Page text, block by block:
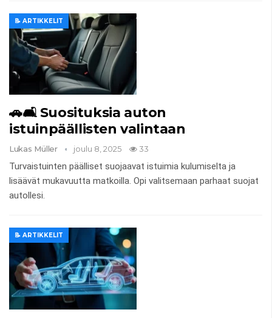
📝 ARTIKKELIT
🚗🛋️ Suosituksia auton
istuinpäällisten valintaan
Lukas Müller joulu 8, 2025 33
Turvaistuinten päälliset suojaavat istuimia kulumiselta ja
lisäävät mukavuutta matkoilla. Opi valitsemaan parhaat suojat
autollesi.
📝 ARTIKKELIT